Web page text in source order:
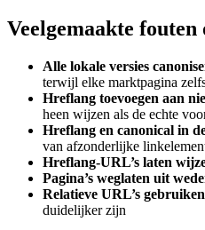
Veelgemaakte
Alle lokale versies
terwijl elke marktpagina
Hreflang toevoegen aan
heen wijzen als de echte
Hreflang en canonical in
van afzonderlijke
Hreflang-URL’s laten
Pagina’s weglaten uit
Relatieve URL’s gebruiken
duidelijker zijn